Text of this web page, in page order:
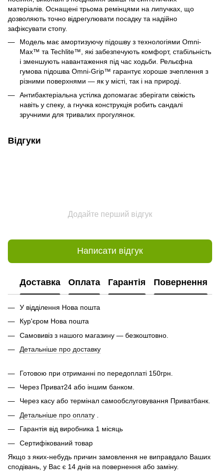
матеріалів. Оснащені трьома ремінцями на липучках, що
дозволяють точно відрегулювати посадку та надійно
зафіксувати стопу.
Модель має амортизуючу підошву з технологіями Omni-
Max™ та Techlite™, які забезпечують комфорт, стабільність
і зменшують навантаження під час ходьби. Рельєфна
гумова підошва Omni-Grip™ гарантує хороше зчеплення з
різними поверхнями — як у місті, так і на природі.
Антибактеріальна устілка допомагає зберігати свіжість
навіть у спеку, а гнучка конструкція робить сандалі
зручними для тривалих прогулянок.
Відгуки
Додайте перший відгук
Написати відгук
Доставка Оплата Гарантія Повернення
У відділення Нова пошта
Кур'єром Нова пошта
Самовивіз з нашого магазину — безкоштовно.
Детальніше про доставку
Готовою при отриманні по передоплаті 150грн.
Через Приват24 або іншим банком.
Через касу або термінал самообслуговування Приватбанк.
Детальніше про оплату
Гарантія від виробника 1 місяць
Сертифікований товар
Якщо з яких-небудь причин замовлення не виправдало Ваших
сподівань, у Вас є 14 днів на повернення або заміну.